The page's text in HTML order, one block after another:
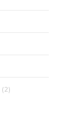
(2)